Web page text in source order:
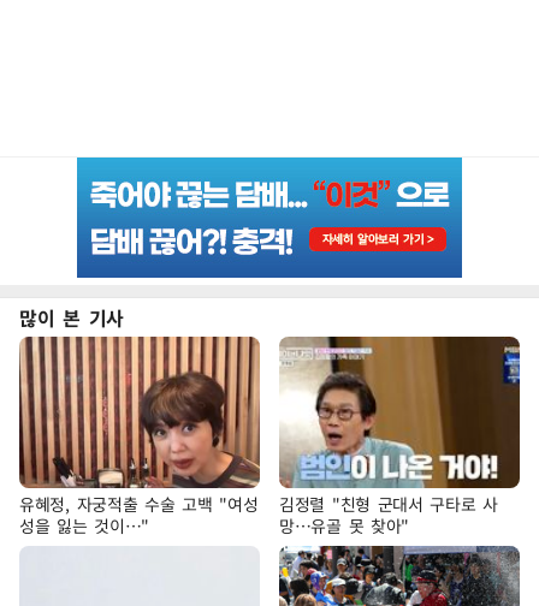
많이 본 기사
유혜정, 자궁적출 수술 고백 "여성
성을 잃는 것이…"
김정렬 "친형 군대서 구타로 사
망…유골 못 찾아"